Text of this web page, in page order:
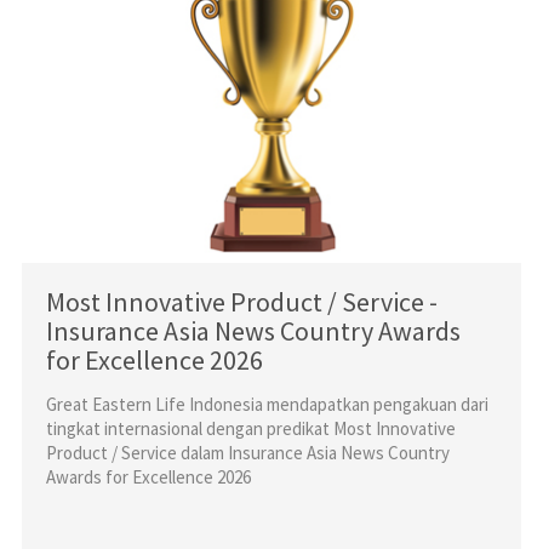
Most Innovative Product / Service -
Insurance Asia News Country Awards
for Excellence 2026
Great Eastern Life Indonesia mendapatkan pengakuan dari
tingkat internasional dengan predikat Most Innovative
Product / Service dalam Insurance Asia News Country
Awards for Excellence 2026